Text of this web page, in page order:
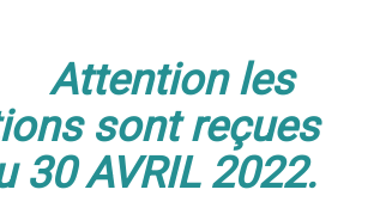
les
sont reçues
30 AVRIL 2022.